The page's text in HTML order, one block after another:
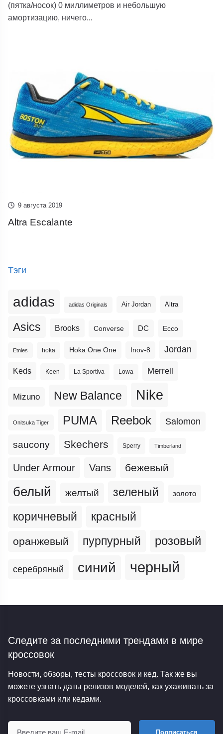
(пятка/носок) 0 миллиметров и небольшую
амортизацию, ничего...
9 августа 2019
Altra Escalante
Тэги
adidas adidas Originals Air Jordan Altra
Asics Brooks Converse DC Ecco
Etnies hoka Hoka One One Inov-8 Jordan
Keds Keen La Sportiva Lowa Merrell
Mizuno New Balance Nike
Onitsuka Tiger PUMA Reebok Salomon
saucony Skechers Sperry Timberland
Under Armour Vans бежевый
белый желтый зеленый золото
коричневый красный
оранжевый пурпурный розовый
серебряный синий черный
Следите за последними трендами в мире
кроссовок
Новости, обзоры, тесты кроссовок и кед. Так же вы
можете узнать даты релизов моделей, как ухаживать за
кроссовками или кедами.
Подписаться